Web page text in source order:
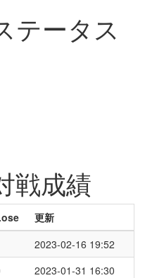
テータス
戦成績
更新
2023-02-16 19:52
2023-01-31 16:30